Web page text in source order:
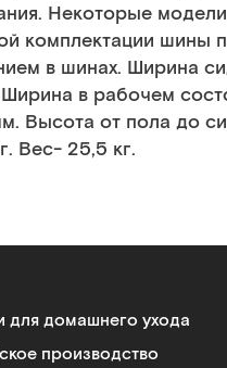
Некоторые
комплектации шины
в шинах. Ширина
в рабочем
Высота от пола до
Вес- 25,5 кг.
для домашнего ухода
производство